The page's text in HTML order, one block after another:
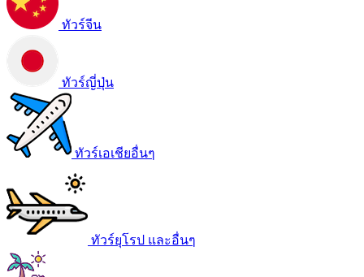
ทัวร์จีน
ทัวร์ญี่ปุ่น
ทัวร์เอเชียอื่นๆ
ทัวร์ยุโรป และอื่นๆ